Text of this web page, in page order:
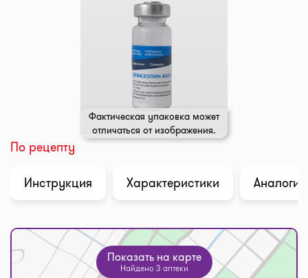
Фактическая упаковка может
отличаться от изображения.
По рецепту
Инструкция
Характеристики Аналоги
Показать на карте
Найдено 3 аптеки